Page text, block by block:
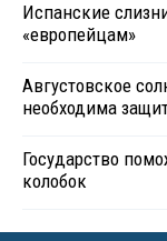
Испанские
«европейцам»
Августовское
необходима
Государство
колобок